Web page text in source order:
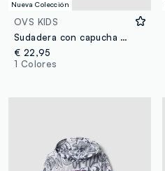
Nueva Colección
OVS KIDS
Sudadera con capucha gris de corte oversize en mezcla de algodón y viscosa para niño
€ 22,95
1 Colores